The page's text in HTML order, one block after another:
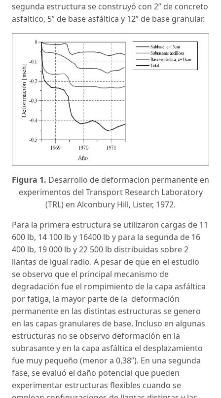
segunda estructura se construyó con 2” de concreto
asfaltico, 5” de base asfáltica y 12” de base granular.
Figura 1. Desarrollo de deformacion permanente en
experimentos del Transport Research Laboratory
(TRL) en Alconbury Hill, Lister, 1972.
Para la primera estructura se utilizaron cargas de 11
600 lb, 14 100 lb y 16400 lb y para la segunda de 16
400 lb, 19 000 lb y 22 500 lb distribuidas sobre 2
llantas de igual radio. A pesar de que en el estudio
se observo que el principal mecanismo de
degradación fue el rompimiento de la capa asfáltica
por fatiga, la mayor parte de la deformación
permanente en las distintas estructuras se genero
en las capas granulares de base. Incluso en algunas
estructuras no se observo deformación en la
subrasante y en la capa asfáltica el desplazamiento
fue muy pequeño (menor a 0,38”). En una segunda
fase, se evaluó el daño potencial que pueden
experimentar estructuras flexibles cuando se